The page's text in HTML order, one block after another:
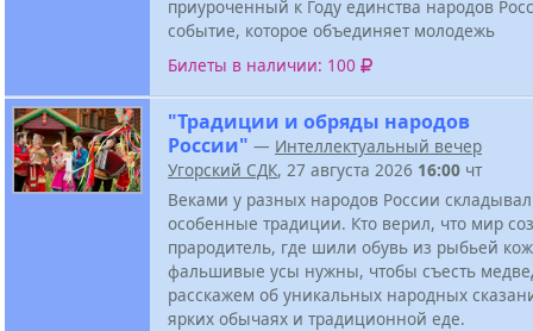
приуроченный к Году единства народов
событие, которое объединяет молодежь
Билеты в наличии: 100
"Традиции и обряды народов
России" — Интеллектуальный вечер
Угорский СДК, 27 августа 2026 16:00 чт
Веками у разных народов России
особенные традиции. Кто верил, что мир
прародитель, где шили обувь из рыбьей
фальшивые усы нужны, чтобы съесть
расскажем об уникальных народных
ярких обычаях и традиционной еде.